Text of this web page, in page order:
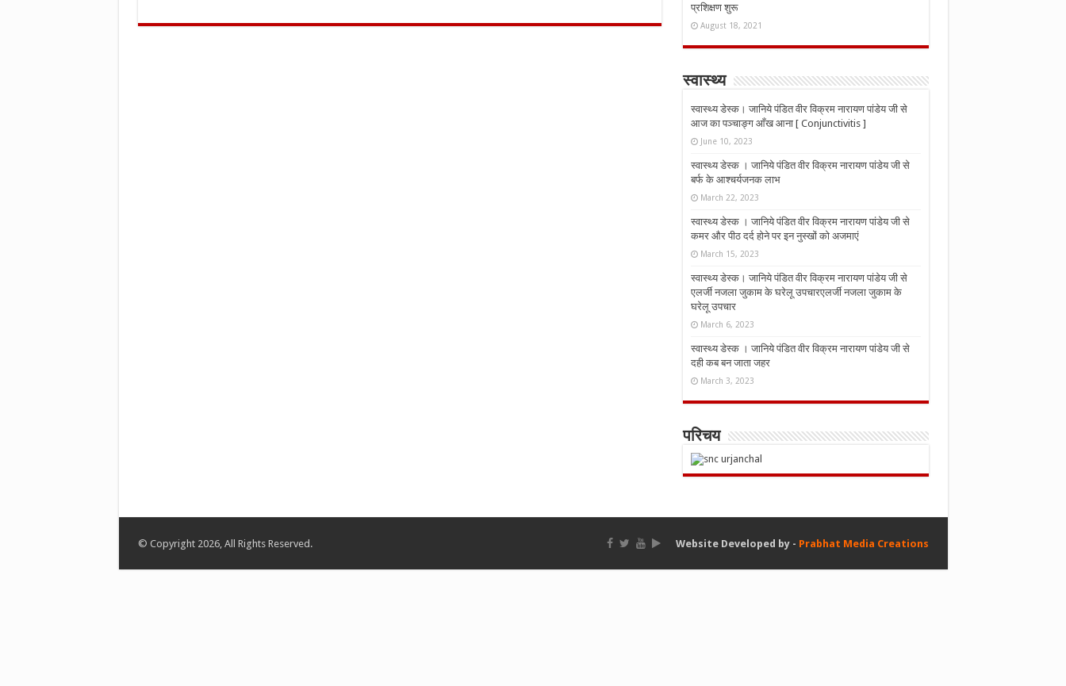
प्रशिक्षण शुरू
August 18, 2021
स्वास्थ्य
स्वास्थ्य डेस्क। जानिये पंडित वीर विक्रम नारायण पांडेय जी से
आज का पञ्चाङ्ग आँख आना [ Conjunctivitis ]
June 10, 2023
स्वास्थ्य डेस्क । जानिये पंडित वीर विक्रम नारायण पांडेय जी से
बर्फ के आश्चर्यजनक लाभ
March 22, 2023
स्वास्थ्य डेस्क । जानिये पंडित वीर विक्रम नारायण पांडेय जी से
कमर और पीठ दर्द होने पर इन नुस्‍खों को अजमाएं
March 15, 2023
स्वास्थ्य डेस्क। जानिये पंडित वीर विक्रम नारायण पांडेय जी से
एलर्जी नजला जुकाम के घरेलू उपचारएलर्जी नजला जुकाम के
घरेलू उपचार
March 6, 2023
स्वास्थ्य डेस्क । जानिये पंडित वीर विक्रम नारायण पांडेय जी से
दही कब बन जाता जहर
March 3, 2023
परिचय
Website Developed by - Prabhat Media Creations
© Copyright 2026, All Rights Reserved.